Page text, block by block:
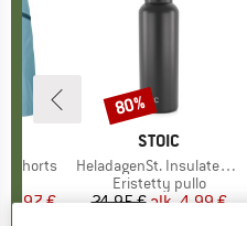
Shorts
hinta
59,97 €
MERKKI
STOIC
Tuote
HeladagenSt. Insulated Stainless Steel Bottle 500
Tuoteryhmä
Eristetty pullo
Hinta
24,95 € Alennettu
alk. 4,99 €
Alennus
80%